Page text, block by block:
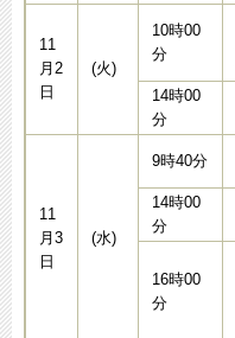
11
月2
日
(火)
10時00
分
14時00
分
11
月3
日
(水)
9時40分
14時00
分
16時00
分